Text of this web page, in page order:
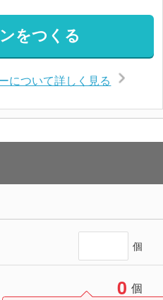
をつくる
について詳しく見る
個
0 個